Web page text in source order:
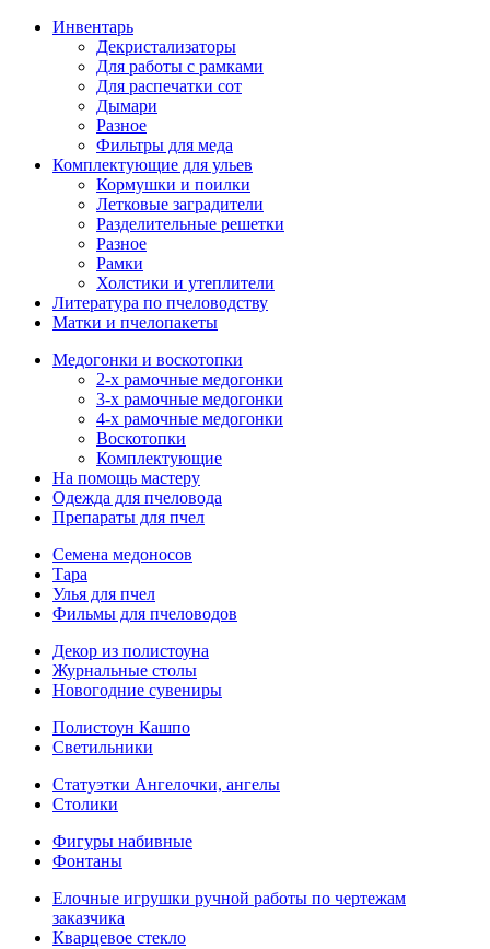
Инвентарь
Декристализаторы
Для работы с рамками
Для распечатки сот
Дымари
Разное
Фильтры для меда
Комплектующие для ульев
Кормушки и поилки
Летковые заградители
Разделительные решетки
Разное
Рамки
Холстики и утеплители
Литература по пчеловодству
Матки и пчелопакеты
Медогонки и воскотопки
2-х рамочные медогонки
3-х рамочные медогонки
4-х рамочные медогонки
Воскотопки
Комплектующие
На помощь мастеру
Одежда для пчеловода
Препараты для пчел
Семена медоносов
Тара
Улья для пчел
Фильмы для пчеловодов
Декор из полистоуна
Журнальные столы
Новогодние сувениры
Полистоун Кашпо
Светильники
Статуэтки Ангелочки, ангелы
Столики
Фигуры набивные
Фонтаны
Елочные игрушки ручной работы по чертежам
заказчика
Кварцевое стекло